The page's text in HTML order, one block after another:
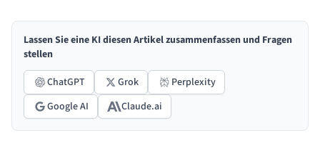
Lassen Sie eine KI diesen Artikel zusammenfassen und Fragen
stellen
ChatGPT
Grok
Perplexity
Google AI
Claude.ai